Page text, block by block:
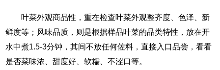
叶菜外观商品性，重在检查叶菜外观整齐度、色泽、新
鲜度等；风味品质，则是根据样品叶菜的品类特性，放在开
水中煮1.5-3分钟，其间不放任何佐料，直接入口品尝，看看
是否菜味浓、甜度好、软糯、不涩口等。